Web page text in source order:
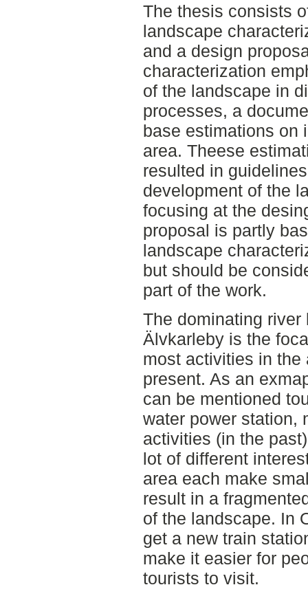
The thesis consists
landscape
and a design
characterization
of the landscape in
processes, a
base estimations on
area. Theese
resulted in
development of the
focusing at the
proposal is partly
landscape
but should be
part of the work.
The dominating
Älvkarleby is the
most activities in the
present. As an
can be mentioned
water power station,
activities (in the
lot of different
area each make
result in a
of the landscape. In
get a new train
make it easier for
tourists to visit.